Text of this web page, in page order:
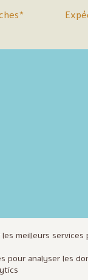
meilleurs
pour analyser les